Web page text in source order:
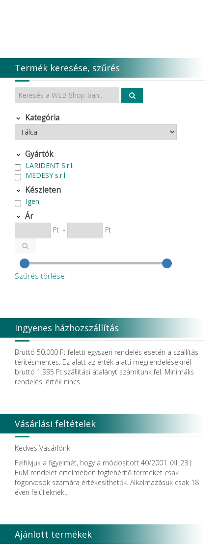
Termék keresése, szűrés
Kategória
Gyártók
LARIDENT S.r.l.
MEDESY s.r.l.
Készleten
Igen
Ár
Ft - Ft
Szűrés törlése
Ingyenes házhozszállítás
Bruttó 50.000 Ft feletti egyszeri rendelés esetén a szállítás
térítésmentes. Ez alatt az érték alatti megrendeléseknél
bruttó 1.995 Ft szállítási átalányt számítunk fel. Minimális
rendelési érték nincs.
Vásárlási feltételek
Kedves Vásárlónk!
Felhívjuk a figyelmét, hogy a módosított 40/2001. (XII.23.)
EüM rendelet értelmében fogfehérítő terméket csak
fogorvosok számára értékesíthetők. Alkalmazásuk csak 18
éven felülieknek...
Ajánlott termékek